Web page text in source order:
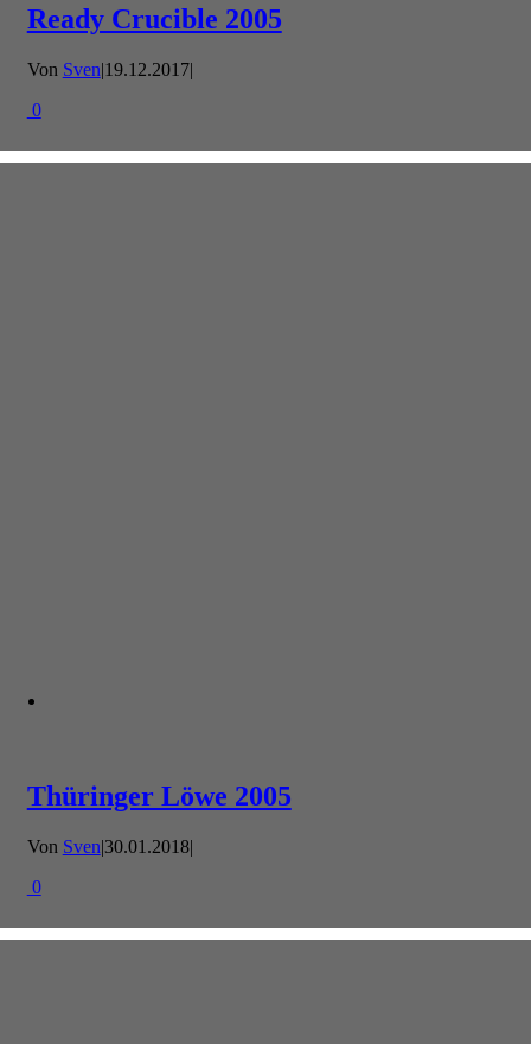
Ready Crucible 2005
Von Sven|19.12.2017|
0
Thüringer Löwe 2005
Von Sven|30.01.2018|
0